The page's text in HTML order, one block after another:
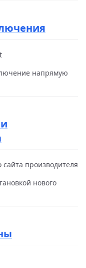
напрямую
производителя
нового